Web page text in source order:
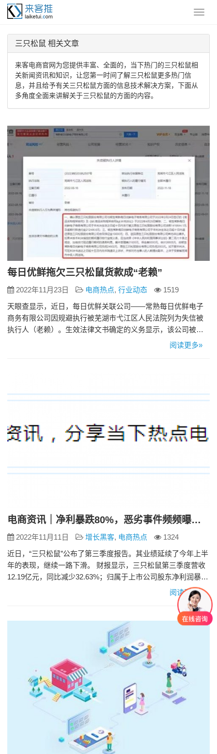
三只松鼠 相关文章
来客电商官网为您提供丰富、全面的，当下热门的三只松鼠相
关新闻资讯和知识，让您第一时间了解三只松鼠更多热门信
息，并且给予有关三只松鼠方面的信息技术解决方案，下面从
多角度全面来讲解关于三只松鼠的方面的内容。
每日优鲜拖欠三只松鼠货款成“老赖”
2022年11月23日 电商热点, 行业动态
1519
天眼查显示，近日，每日优鲜关联公司——常熟每日优鲜电子
商务有限公司因规避执行被芜湖市弋江区人民法院列为失信被
执行人（老赖）。生效法律文书确定的义务显示，该公司被判
支付原告三只松鼠股份有限公司货款141万余元、逾期付款违约
阅读更多»
电商资讯｜净利暴跌80%，恶劣事件频频曝光，三只松鼠站在了悬崖边
2022年11月11日 增长黑客, 电商热点
1324
近日，“三只松鼠”公布了第三季度报告。其业绩延续了今年上半
年的表现，继续一路下滑。 财报显示，三只松鼠第三季度营收
12.19亿元，同比减少32.63%；归属于上市公司股东净利润暴跌
87.43%至1136.53万元，扣非净利润更是少了接近95%。今年以
来，三只松鼠归属上市公司股东的净利润已经同比减少
78.86%。 曾经风靡全中国的美食第一股，如今却把自己推上了
悬崖。 安全问题频发 1. 油炸壁虎 就…
阅读更多»